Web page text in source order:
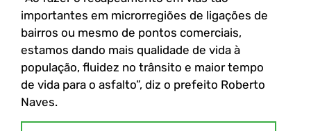
importantes em microrregiões de ligações de
bairros ou mesmo de pontos comerciais,
estamos dando mais qualidade de vida à
população, fluidez no trânsito e maior tempo
de vida para o asfalto”, diz o prefeito Roberto
Naves.